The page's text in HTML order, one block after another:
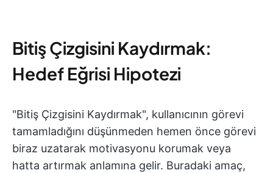
Bitiş Çizgisini Kaydırmak:
Hedef Eğrisi Hipotezi
"Bitiş Çizgisini Kaydırmak", kullanıcının görevi
tamamladığını düşünmeden hemen önce görevi
biraz uzatarak motivasyonu korumak veya
hatta artırmak anlamına gelir. Buradaki amaç,